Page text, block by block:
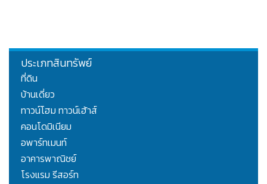
ประเภทสินทรัพย์
ที่ดิน
บ้านเดี่ยว
ทาวน์โฮม ทาวน์เฮ้าส์
คอนโดมิเนียม
อพาร์ทเมนท์
อาคารพาณิชย์
โรงแรม รีสอร์ท